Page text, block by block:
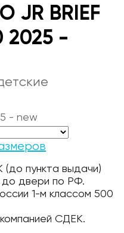
JR BRIEF
2025 -
- new
пункта выдачи)
двери по РФ.
1-м классом 500
СДЕК.